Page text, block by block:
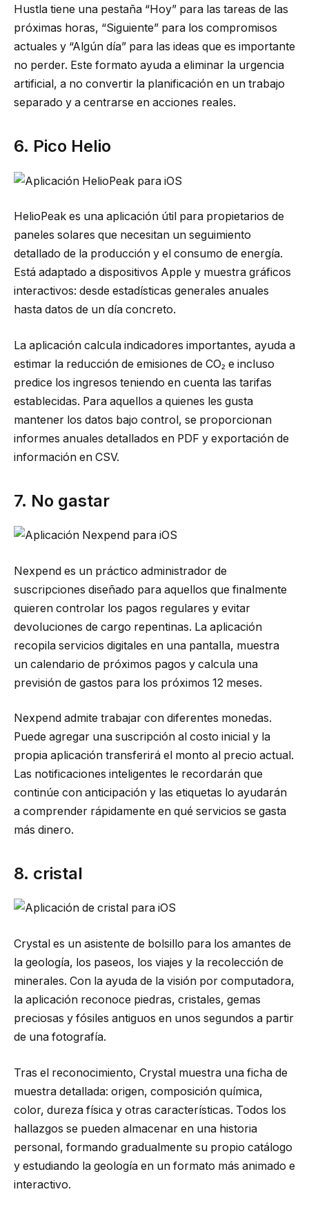
Hustla tiene una pestaña “Hoy” para las tareas de las
próximas horas, “Siguiente” para los compromisos
actuales y “Algún día” para las ideas que es importante
no perder. Este formato ayuda a eliminar la urgencia
artificial, a no convertir la planificación en un trabajo
separado y a centrarse en acciones reales.
6. Pico Helio
HelioPeak es una aplicación útil para propietarios de
paneles solares que necesitan un seguimiento
detallado de la producción y el consumo de energía.
Está adaptado a dispositivos Apple y muestra gráficos
interactivos: desde estadísticas generales anuales
hasta datos de un día concreto.
La aplicación calcula indicadores importantes, ayuda a
estimar la reducción de emisiones de CO₂ e incluso
predice los ingresos teniendo en cuenta las tarifas
establecidas. Para aquellos a quienes les gusta
mantener los datos bajo control, se proporcionan
informes anuales detallados en PDF y exportación de
información en CSV.
7. No gastar
Nexpend es un práctico administrador de
suscripciones diseñado para aquellos que finalmente
quieren controlar los pagos regulares y evitar
devoluciones de cargo repentinas. La aplicación
recopila servicios digitales en una pantalla, muestra
un calendario de próximos pagos y calcula una
previsión de gastos para los próximos 12 meses.
Nexpend admite trabajar con diferentes monedas.
Puede agregar una suscripción al costo inicial y la
propia aplicación transferirá el monto al precio actual.
Las notificaciones inteligentes le recordarán que
continúe con anticipación y las etiquetas lo ayudarán
a comprender rápidamente en qué servicios se gasta
más dinero.
8. cristal
Crystal es un asistente de bolsillo para los amantes de
la geología, los paseos, los viajes y la recolección de
minerales. Con la ayuda de la visión por computadora,
la aplicación reconoce piedras, cristales, gemas
preciosas y fósiles antiguos en unos segundos a partir
de una fotografía.
Tras el reconocimiento, Crystal muestra una ficha de
muestra detallada: origen, composición química,
color, dureza física y otras características. Todos los
hallazgos se pueden almacenar en una historia
personal, formando gradualmente su propio catálogo
y estudiando la geología en un formato más animado e
interactivo.